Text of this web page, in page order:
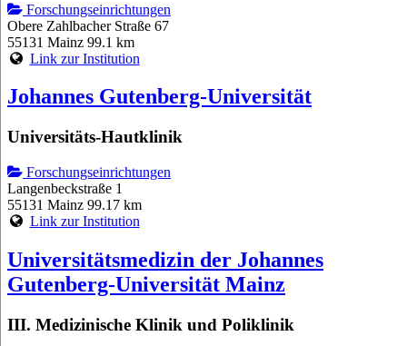
Forschungseinrichtungen
Obere Zahlbacher Straße 67
55131 Mainz 99.1 km
Link zur Institution
Johannes Gutenberg-Universität
Universitäts-Hautklinik
Forschungseinrichtungen
Langenbeckstraße 1
55131 Mainz 99.17 km
Link zur Institution
Universitätsmedizin der Johannes
Gutenberg-Universität Mainz
III. Medizinische Klinik und Poliklinik